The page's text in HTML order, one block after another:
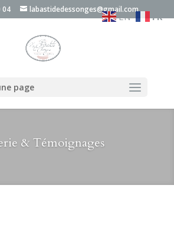
04 labastidedessonges@gmail.com
page
& Témoignages
EN FR